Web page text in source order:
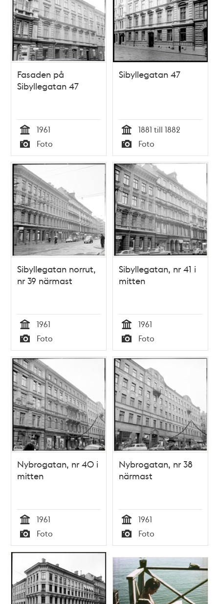
Fasaden på
Sibyllegatan 47
Tid
1961
Typ
Foto
Sibyllegatan 47
Tid
1881 till 1882
Typ
Foto
Sibyllegatan norrut,
nr 39 närmast
Tid
1961
Typ
Foto
Sibyllegatan, nr 41 i
mitten
Tid
1961
Typ
Foto
Nybrogatan, nr 40 i
mitten
Tid
1961
Typ
Foto
Nybrogatan, nr 38
närmast
Tid
1961
Typ
Foto